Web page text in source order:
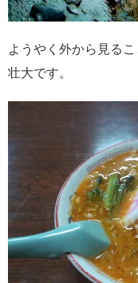
ようやく外から見るこ
壮大です。